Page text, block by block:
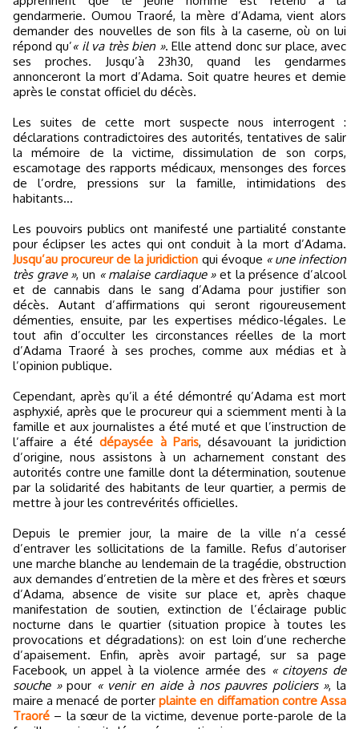
gendarmerie. Oumou Traoré, la mère d’Adama, vient alors
demander des nouvelles de son fils à la caserne, où on lui
répond qu’« il va très bien ». Elle attend donc sur place, avec
ses proches. Jusqu’à 23h30, quand les gendarmes
annonceront la mort d’Adama. Soit quatre heures et demie
après le constat officiel du décès.
Les suites de cette mort suspecte nous interrogent :
déclarations contradictoires des autorités, tentatives de salir
la mémoire de la victime, dissimulation de son corps,
escamotage des rapports médicaux, mensonges des forces
de l’ordre, pressions sur la famille, intimidations des
habitants…
Les pouvoirs publics ont manifesté une partialité constante
pour éclipser les actes qui ont conduit à la mort d’Adama.
Jusqu’au procureur de la juridiction qui évoque « une infection
très grave », un « malaise cardiaque »et la présence d’alcool
et de cannabis dans le sang d’Adama pour justifier son
décès. Autant d’affirmations qui seront rigoureusement
démenties, ensuite, par les expertises médico-légales. Le
tout afin d’occulter les circonstances réelles de la mort
d’Adama Traoré à ses proches, comme aux médias et à
l’opinion publique.
Cependant, après qu’il a été démontré qu’Adama est mort
asphyxié, après que le procureur qui a sciemment menti à la
famille et aux journalistes a été muté et que l’instruction de
l’affaire a étédépaysée à Paris, désavouant la juridiction
d’origine, nous assistons à un acharnement constant des
autorités contre une famille dont la détermination, soutenue
par la solidarité des habitants de leur quartier, a permis de
mettre à jour les contrevérités officielles.
Depuis le premier jour, la maire de la ville n’a cessé
d’entraver les sollicitations de la famille. Refus d’autoriser
une marche blanche au lendemain de la tragédie, obstruction
aux demandes d’entretien de la mère et des frères et sœurs
d’Adama, absence de visite sur place et, après chaque
manifestation de soutien, extinction de l’éclairage public
nocturne dans le quartier (situation propice à toutes les
provocations et dégradations): on est loin d’une recherche
d’apaisement. Enfin, après avoir partagé, sur sa page
Facebook, un appel à la violence armée des « citoyens de
souche »pour « venir en aide à nos pauvres policiers », la
maire a menacé de porterplainte en diffamation contre Assa
Traoré – la sœur de la victime, devenue porte-parole de la